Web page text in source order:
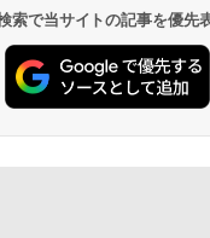
索で当サイトの記事を優先